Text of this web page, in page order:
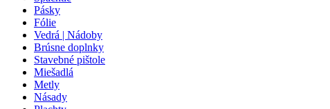
Pásky
Fólie
Vedrá | Nádoby
Brúsne doplnky
Stavebné pištole
Miešadlá
Metly
Násady